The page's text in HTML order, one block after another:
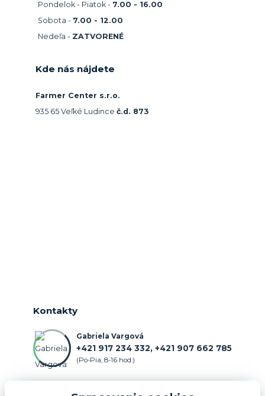
Pondelok - Piatok - 7.00 - 16.00
Sobota - 7.00 - 12.00
Nedeľa - ZATVORENÉ
Kde nás nájdete
Farmer Center s.r.o.
935 65 Veľké Ludince č.d. 873
Kontakty
Gabriela Vargová
+421 917 234 332, +421 907 662 785
(Po-Pia, 8-16 hod.)